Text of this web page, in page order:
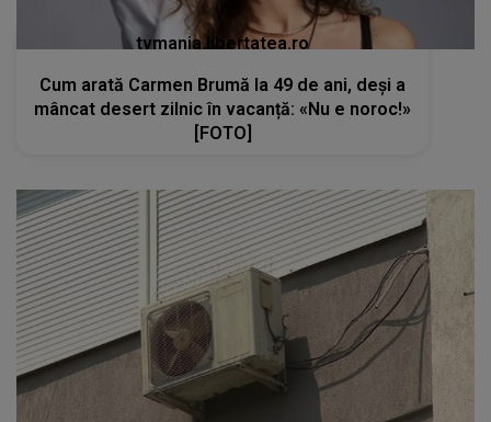
tvmania.libertatea.ro
Cum arată Carmen Brumă la 49 de ani, deși a
mâncat desert zilnic în vacanță: «Nu e noroc!»
[FOTO]